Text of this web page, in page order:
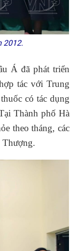
2012.
Á đã phát triển
tác với Trung
có tác dụng
Thành phố Hà
theo tháng, các
Thượng.